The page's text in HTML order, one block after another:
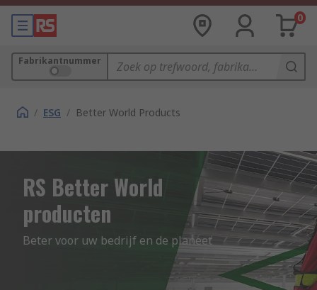
0
Fabrikantnummer
/ ESG / Better World Products
RS Better World
producten
Beter voor uw bedrijf en de planeet